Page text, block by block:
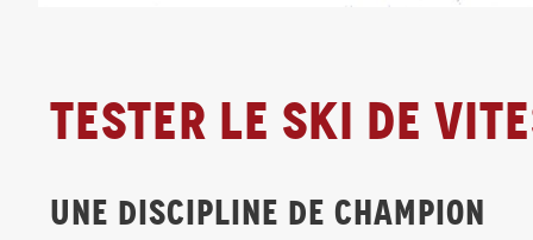
Tester le ski de
UNE DISCIPLINE DE CHAMPION